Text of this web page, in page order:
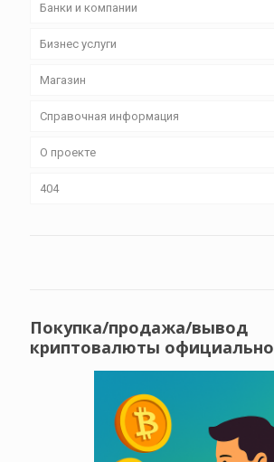
Банки и компании
Бизнес уcлуги
Магазин
Справочная информация
О проекте
404
Покупка/продажа/вывод
криптовалюты официально